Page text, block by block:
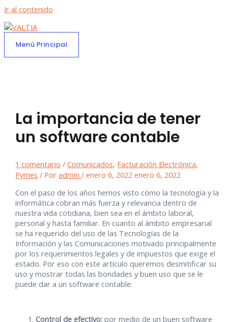
Ir al contenido
Menú Principal
La importancia de tener
un software contable
1 comentario /Comunicados, Facturación Electrónica,
Pymes / Poradmin /enero 6, 2022 enero 6, 2022
Con el paso de los años hemos visto cómo la tecnología y la
informática cobran más fuerza y relevancia dentro de
nuestra vida cotidiana, bien sea en el ámbito laboral,
personal y hasta familiar. En cuanto al ámbito empresarial
se ha requerido del uso de las Tecnologías de la
Información y las Comunicaciones motivado principalmente
por los requerimientos legales y de impuestos que exige el
estado. Por eso con este artículo queremos desmitificar su
uso y mostrar todas las bondades y buen uso que se le
puede dar a un software contable:
Control de efectivo: por medio de un buen software